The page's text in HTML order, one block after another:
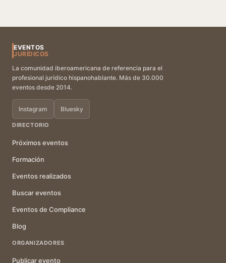
EVENTOS
JURÍDICOS
La comunidad iberoamericana de referencia para el
profesional jurídico hispanohablante. Más de 30.000
eventos desde 2014.
Instagram Bluesky
DIRECTORIO
Próximos eventos
Formación
Eventos realizados
Buscar eventos
Eventos de Compliance
Blog
ORGANIZADORES
Publicar evento